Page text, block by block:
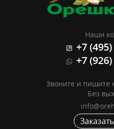
Наши
+7
+7
Звоните и пишите
Без